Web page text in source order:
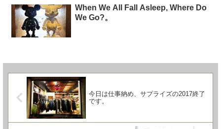
When We All Fall Asleep, Where Do
We Go?。
今日は仕事納め、サプライズの2017終了
です。